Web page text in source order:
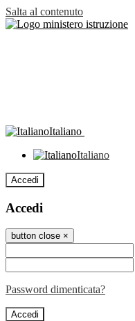
Salta al contenuto
Italiano
Italiano
Accedi
Accedi
button close ×
Password dimenticata?